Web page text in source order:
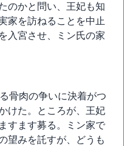
のかと問い、王妃も知
家を訪ねることを中止
入宮させ、ミン氏の家
骨肉の争いに決着がつ
けた。ところが、王妃
すます募る。ミン家で
望みを託すが、どうも